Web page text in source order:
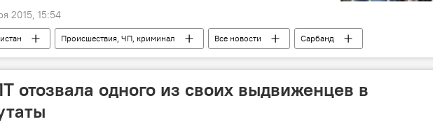
2015, 15:54
Происшествия, ЧП, криминал Все новости
Сарбанд
Арабов
Хайриддин Шукуров
Саиднуриддин Сайдахмадов
отозвала одного из своих выдвиженцев в